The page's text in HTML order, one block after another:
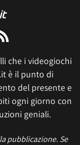
che i videogiochi
è il punto di
del presente e
ogni giorno con
geniali.
pubblicazione. Se